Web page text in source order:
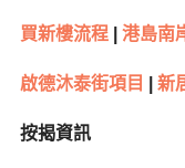
買新樓流程| 港島南
啟德沐泰街項目 新
按揭資訊